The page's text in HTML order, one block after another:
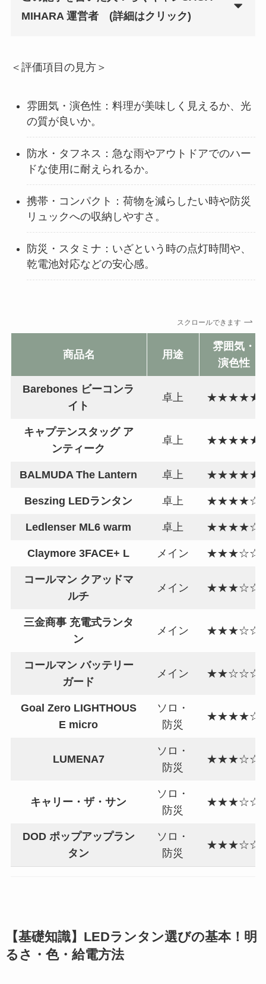
MIHARA 運営者
(詳細はクリック)
＜評価項目の見方＞
雰囲気・演色性：料理が美味しく見えるか、光
の質が良いか。
防水・タフネス：急な雨やアウトドアでのハー
ドな使用に耐えられるか。
携帯・コンパクト：荷物を減らしたい時や防災
リュックへの収納しやすさ。
防災・スタミナ：いざという時の点灯時間や、
乾電池対応などの安心感。
スクロールできます
商品名 用途
雰囲気・
演色性
Barebones ビーコンラ
イト
卓上 ★★★★★
キャプテンスタッグ ア
ンティーク
卓上 ★★★★★
BALMUDA The Lantern 卓上 ★★★★★
Beszing LEDランタン 卓上 ★★★★☆
Ledlenser ML6 warm 卓上 ★★★★☆
Claymore 3FACE+ L メイン ★★★☆☆
コールマン クアッドマ
ルチ
メイン ★★★☆☆
三金商事 充電式ランタ
ン
メイン ★★★☆☆
コールマン バッテリー
ガード
メイン ★★☆☆☆
Goal Zero LIGHTHOUS
E micro
ソロ・
防災
★★★★☆
LUMENA7
ソロ・
防災
★★★☆☆
キャリー・ザ・サン
ソロ・
防災
★★★☆☆
DOD ポップアップラン
タン
ソロ・
防災
★★★☆☆
【基礎知識】LEDランタン選びの基本！明
るさ・色・給電方法